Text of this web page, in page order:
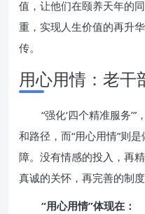
值，让他们在颐养天年的
重，实现人生价值的再升
传。
用心用情：老干
“强化‘四个精准服务
和路径，而“用心用情”则
障。没有情感的投入，再
真诚的关怀，再完善的制度
“用心用情”体现在：